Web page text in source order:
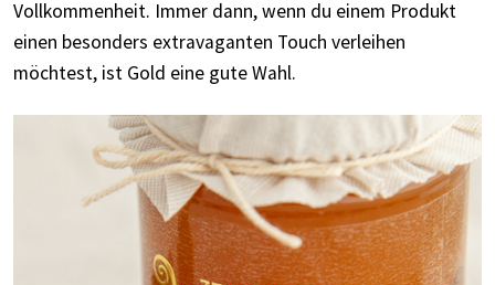
Vollkommenheit. Immer dann, wenn du einem Produkt
einen besonders extravaganten Touch verleihen
möchtest, ist Gold eine gute Wahl.